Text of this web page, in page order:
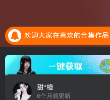
欢迎大家在喜欢的合集作
甜*橙
6个月前更新